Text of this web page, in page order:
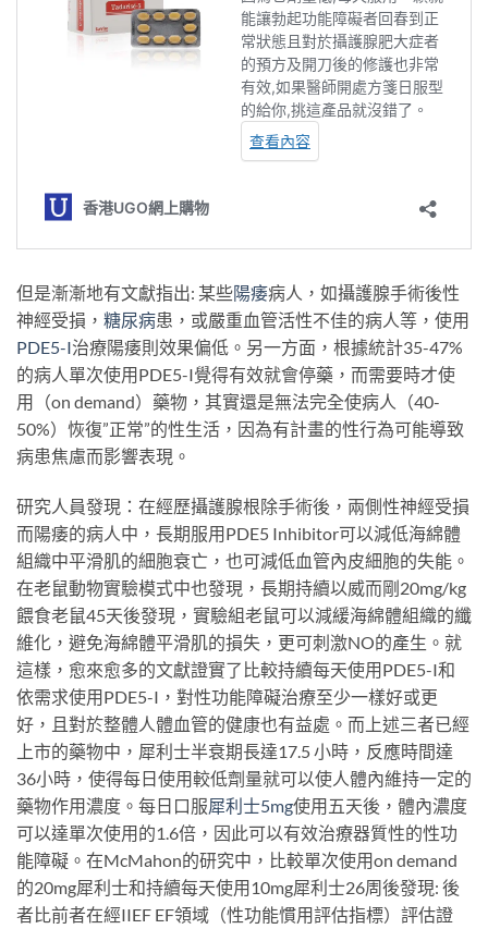
但是漸漸地有文獻指出: 某些陽痿病人，如攝護腺手術後性
神經受損， 糖尿病患，或嚴重血管活性不佳的病人等，使用
PDE5-I治療陽痿則效果偏低。另一方面，根據統計35-47%
的病人單次使用PDE5-I覺得有效就會停藥，而需要時才使
用（on demand）藥物，其實還是無法完全使病人（40-
50%）恢復”正常”的性生活，因為有計畫的性行為可能導致
病患焦慮而影響表現。
研究人員發現：在經歷攝護腺根除手術後，兩側性神經受損
而陽痿的病人中，長期服用PDE5 Inhibitor可以減低海綿體
組織中平滑肌的細胞衰亡，也可減低血管內皮細胞的失能。
在老鼠動物實驗模式中也發現，長期持續以威而剛20mg/kg
餵食老鼠45天後發現，實驗組老鼠可以減緩海綿體組織的纖
維化，避免海綿體平滑肌的損失，更可刺激NO的產生。就
這樣，愈來愈多的文獻證實了比較持續每天使用PDE5-I和
依需求使用PDE5-I，對性功能障礙治療至少一樣好或更
好，且對於整體人體血管的健康也有益處。而上述三者已經
上市的藥物中，犀利士半衰期長達17.5 小時，反應時間達
36小時，使得每日使用較低劑量就可以使人體內維持一定的
藥物作用濃度。每日口服犀利士5mg使用五天後，體內濃度
可以達單次使用的1.6倍，因此可以有效治療器質性的性功
能障礙。在McMahon的研究中，比較單次使用on demand
的20mg犀利士和持續每天使用10mg犀利士26周後發現: 後
者比前者在經IIEF EF領域（性功能慣用評估指標）評估證